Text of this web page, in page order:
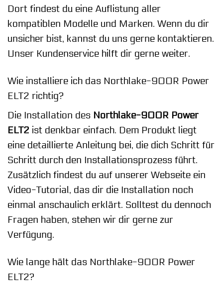
Dort findest du eine Auflistung aller
kompatiblen Modelle und Marken. Wenn du dir
unsicher bist, kannst du uns gerne kontaktieren.
Unser Kundenservice hilft dir gerne weiter.
Wie installiere ich das Northlake-900R Power
ELT2 richtig?
Die Installation des Northlake-900R Power
ELT2 ist denkbar einfach. Dem Produkt liegt
eine detaillierte Anleitung bei, die dich Schritt für
Schritt durch den Installationsprozess führt.
Zusätzlich findest du auf unserer Webseite ein
Video-Tutorial, das dir die Installation noch
einmal anschaulich erklärt. Solltest du dennoch
Fragen haben, stehen wir dir gerne zur
Verfügung.
Wie lange hält das Northlake-900R Power
ELT2?